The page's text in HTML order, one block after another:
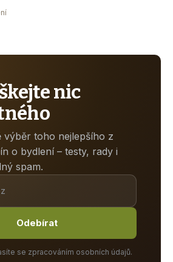
nic
výběr toho nejlepšího z
o bydlení – testy, rady i
spam.
Odebírat
se zpracováním osobních údajů.